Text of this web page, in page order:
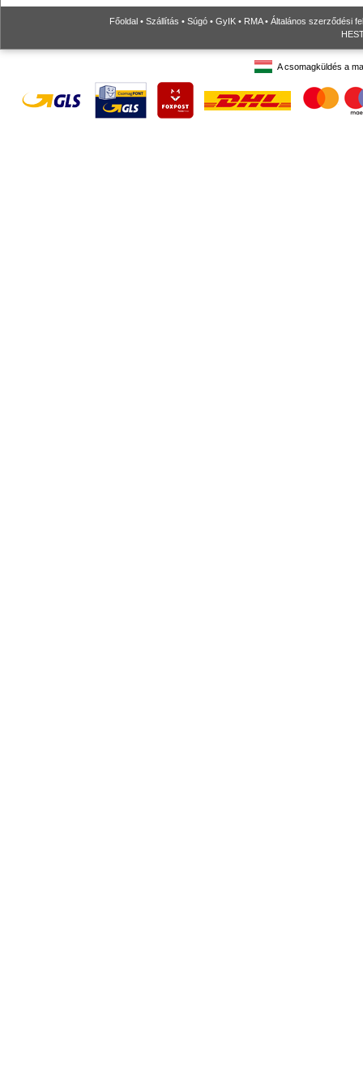
Főoldal • Szállítás • Súgó • GyIK • RMA• Általános szerződési
A csomagküldés a